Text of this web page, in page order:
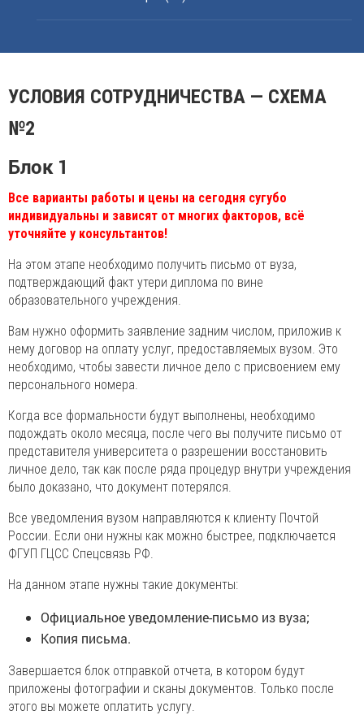
УСЛОВИЯ СОТРУДНИЧЕСТВА — СХЕМА
№2
Блок 1
Все варианты работы и цены на сегодня сугубо
индивидуальны и зависят от многих факторов, всё
уточняйте у консультантов!
На этом этапе необходимо получить письмо от вуза,
подтверждающий факт утери диплома по вине
образовательного учреждения.
Вам нужно оформить заявление задним числом, приложив к
нему договор на оплату услуг, предоставляемых вузом. Это
необходимо, чтобы завести личное дело с присвоением ему
персонального номера.
Когда все формальности будут выполнены, необходимо
подождать около месяца, после чего вы получите письмо от
представителя университета о разрешении восстановить
личное дело, так как после ряда процедур внутри учреждения
было доказано, что документ потерялся.
Все уведомления вузом направляются к клиенту Почтой
России. Если они нужны как можно быстрее, подключается
ФГУП ГЦСС Спецсвязь РФ.
На данном этапе нужны такие документы:
Официальное уведомление-письмо из вуза;
Копия письма.
Завершается блок отправкой отчета, в котором будут
приложены фотографии и сканы документов. Только после
этого вы можете оплатить услугу.